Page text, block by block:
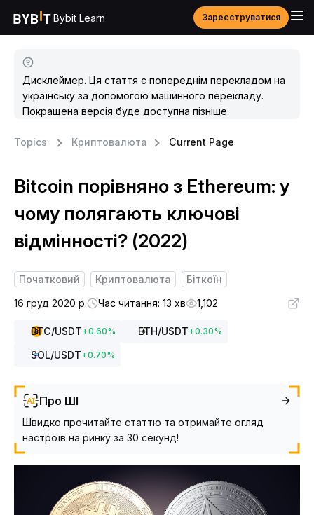
Bybit Learn Зареєструватися
Дисклеймер. Ця стаття є попереднім перекладом на
українську за допомогою машинного перекладу.
Покращена версія буде доступна пізніше.
Topics Криптовалюта Current Page
Bitcoin порівняно з Ethereum: у
чому полягають ключові
відмінності? (2022)
Початковий Криптовалюта
Біткоїн
16 груд 2020 р.
Час читання: 13 хв 1,102
BTC/USDT+0.60% ETH/USDT+0.30%
SOL/USDT+0.70%
Про ШІ
Швидко прочитайте статтю та отримайте огляд
настроїв на ринку за 30 секунд!